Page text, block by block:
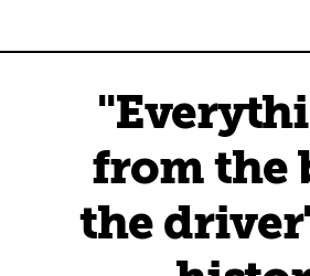
from the
the